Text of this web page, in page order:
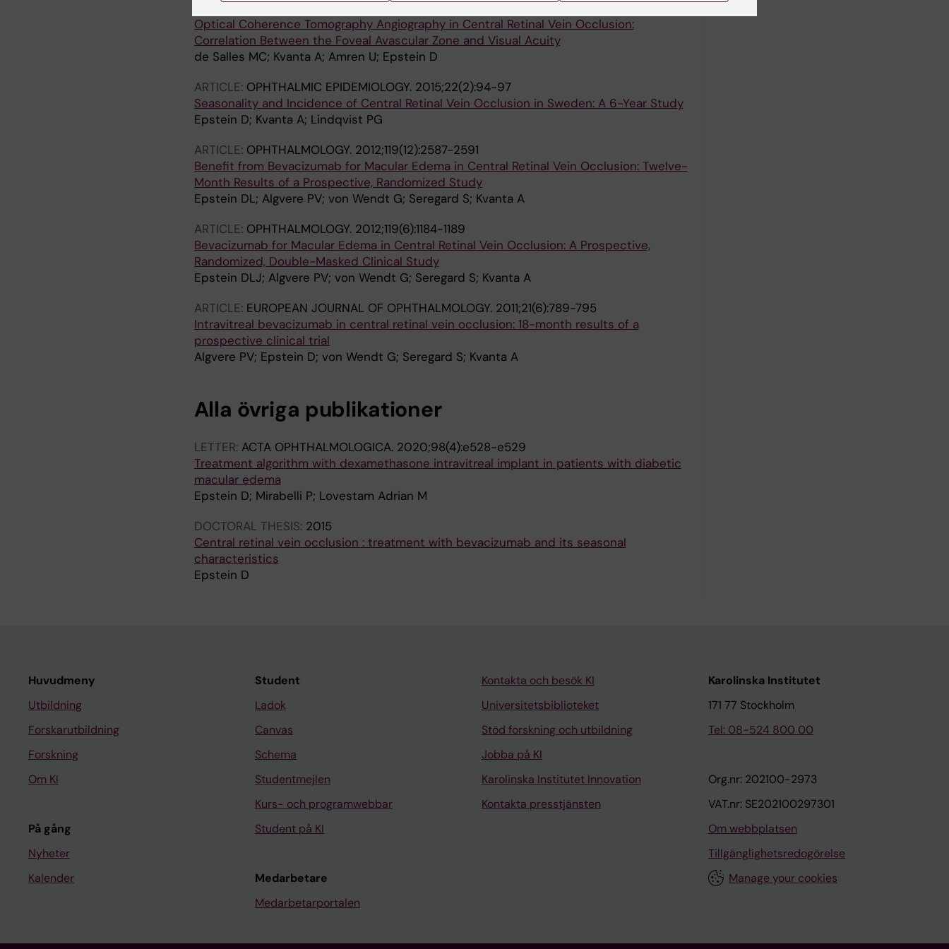
Optical Coherence Tomography Angiography in Central Retinal Vein Occlusion:
Correlation Between the Foveal Avascular Zone and Visual Acuity
de Salles MC; Kvanta A; Amren U; Epstein D
ARTICLE: OPHTHALMIC EPIDEMIOLOGY. 2015;22(2):94-97
Seasonality and Incidence of Central Retinal Vein Occlusion in Sweden: A 6-Year Study
Epstein D; Kvanta A; Lindqvist PG
ARTICLE: OPHTHALMOLOGY. 2012;119(12):2587-2591
Benefit from Bevacizumab for Macular Edema in Central Retinal Vein Occlusion: Twelve-
Month Results of a Prospective, Randomized Study
Epstein DL; Algvere PV; von Wendt G; Seregard S; Kvanta A
ARTICLE: OPHTHALMOLOGY. 2012;119(6):1184-1189
Bevacizumab for Macular Edema in Central Retinal Vein Occlusion: A Prospective,
Randomized, Double-Masked Clinical Study
Epstein DLJ; Algvere PV; von Wendt G; Seregard S; Kvanta A
ARTICLE: EUROPEAN JOURNAL OF OPHTHALMOLOGY. 2011;21(6):789-795
Intravitreal bevacizumab in central retinal vein occlusion: 18-month results of a
prospective clinical trial
Algvere PV; Epstein D; von Wendt G; Seregard S; Kvanta A
Alla övriga publikationer
LETTER: ACTA OPHTHALMOLOGICA. 2020;98(4):e528-e529
Treatment algorithm with dexamethasone intravitreal implant in patients with diabetic
macular edema
Epstein D; Mirabelli P; Lovestam Adrian M
DOCTORAL THESIS: 2015
Central retinal vein occlusion : treatment with bevacizumab and its seasonal
characteristics
Epstein D
Huvudmeny
Utbildning
Forskarutbildning
Forskning
Om KI
På gång
Nyheter
Kalender
Student
Ladok
Canvas
Schema
Studentmejlen
Kurs- och programwebbar
Student på KI
Medarbetare
Medarbetarportalen
Kontakta och besök KI
Universitetsbiblioteket
Stöd forskning och utbildning
Jobba på KI
Karolinska Institutet Innovation
Kontakta presstjänsten
Karolinska Institutet
171 77 Stockholm
Tel: 08-524 800 00
Org.nr: 202100-2973
VAT.nr: SE202100297301
Om webbplatsen
Tillgänglighetsredogörelse
Manage your cookies